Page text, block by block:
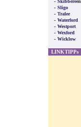
Skibbereen
- Sligo
- Tralee
- Waterford
- Westport
- Wexford
- Wicklow
LINKTIPPs